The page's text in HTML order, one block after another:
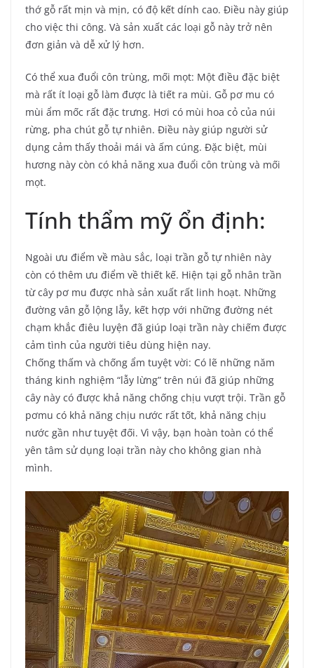
thớ gỗ rất mịn và mịn, có độ kết dính cao. Điều này giúp
cho việc thi công. Và sản xuất các loại gỗ này trở nên
đơn giản và dễ xử lý hơn.
Có thể xua đuổi côn trùng, mối mọt: Một điều đặc biệt
mà rất ít loại gỗ làm được là tiết ra mùi. Gỗ pơ mu có
mùi ẩm mốc rất đặc trưng. ​​Hơi có mùi hoa cỏ của núi
rừng, pha chút gỗ tự nhiên. Điều này giúp người sử
dụng cảm thấy thoải mái và ấm cúng. Đặc biệt, mùi
hương này còn có khả năng xua đuổi côn trùng và mối
mọt.
Tính thẩm mỹ ổn định:
Ngoài ưu điểm về màu sắc, loại trần gỗ tự nhiên này
còn có thêm ưu điểm về thiết kế. Hiện tại gỗ nhân trần
từ cây pơ mu được nhà sản xuất rất linh hoạt. Những
đường vân gỗ lộng lẫy, kết hợp với những đường nét
chạm khắc điêu luyện đã giúp loại trần này chiếm được
cảm tình của người tiêu dùng hiện nay.
Chống thấm và chống ẩm tuyệt vời: Có lẽ những năm
tháng kinh nghiệm “lẫy lừng” trên núi đã giúp những
cây này có được khả năng chống chịu vượt trội. Trần gỗ
pơmu có khả năng chịu nước rất tốt, khả năng chịu
nước gần như tuyệt đối. Vì vậy, bạn hoàn toàn có thể
yên tâm sử dụng loại trần này cho không gian nhà
mình.